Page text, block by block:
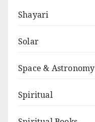
Shayari
Solar
Space & Astronomy
Spiritual